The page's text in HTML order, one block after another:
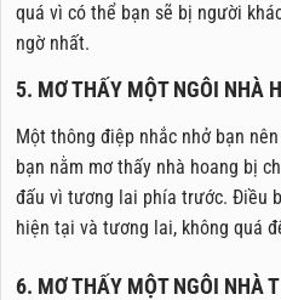
quá vì có thể bạn sẽ bị người
ngờ nhất.
5. MƠ THẤY MỘT NGÔI NHÀ
Một thông điệp nhắc nhở bạn
bạn nằm mơ thấy nhà hoang bị
đấu vì tương lai phía trước. Điều
hiện tại và tương lai, không quá
6. MƠ THẤY MỘT NGÔI NHÀ